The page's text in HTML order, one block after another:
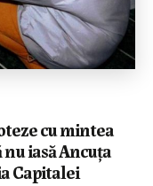
cu mintea
iasă Ancuța
Capitalei